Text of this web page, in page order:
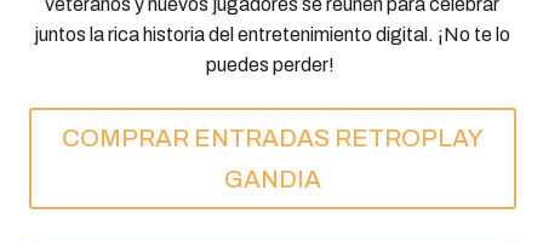
juntos la rica historia del entretenimiento digital. ¡No te lo
puedes perder!
COMPRAR ENTRADAS RETROPLAY
GANDIA